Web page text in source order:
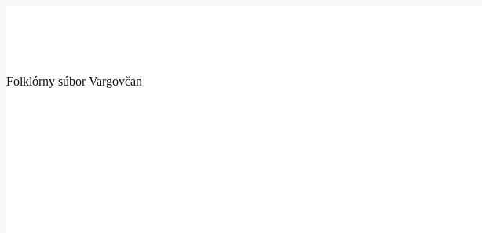
Folklórny súbor Vargovčan